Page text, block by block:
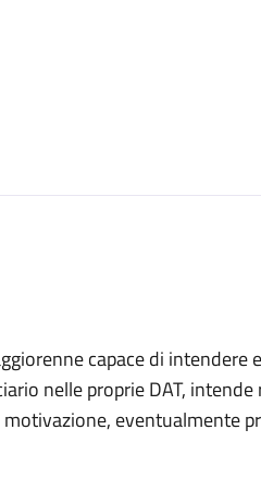
capace di intendere
nelle proprie DAT, intende
eventualmente